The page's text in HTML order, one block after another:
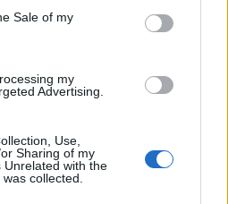
Sale of my
my
Advertising.
Use,
Sharing of my
Unrelated with the
collected.
BEJELENTKEZÉS